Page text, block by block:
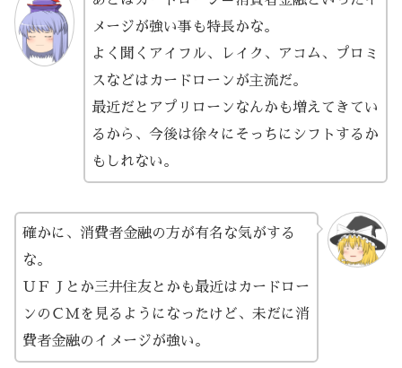
メージが強い事も特長かな。
よく聞くアイフル、レイク、アコム、プロミ
スなどはカードローンが主流だ。
最近だとアプリローンなんかも増えてきてい
るから、今後は徐々にそっちにシフトするか
もしれない。
確かに、消費者金融の方が有名な気がする
な。
ＵＦＪとか三井住友とかも最近はカードロー
ンのＣＭを見るようになったけど、未だに消
費者金融のイメージが強い。